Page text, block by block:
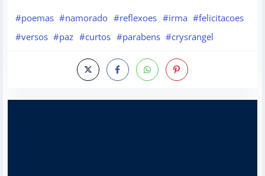
#poemas #namorado #reflexoes #irma #felicitacoes
#versos #paz #curtos #parabens #crysrangel